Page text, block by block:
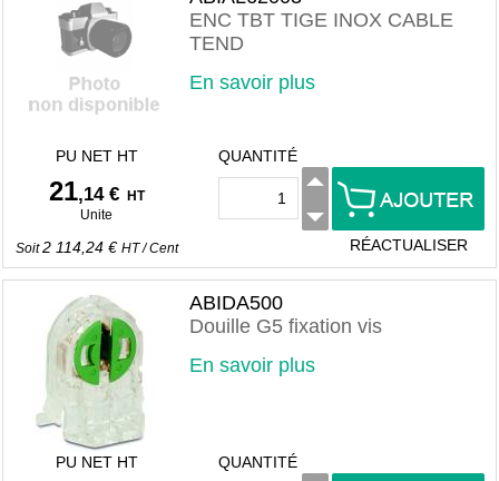
ENC TBT TIGE INOX CABLE
TEND
En savoir plus
PU NET HT
21,14 €
HT
Unite
Soit2 114,24 € HT/Cent
QUANTITÉ
RÉACTUALISER
ABIDA500
Douille G5 fixation vis
En savoir plus
PU NET HT QUANTITÉ